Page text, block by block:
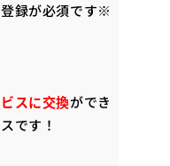
録が必須です※
スに交換ができ
です！